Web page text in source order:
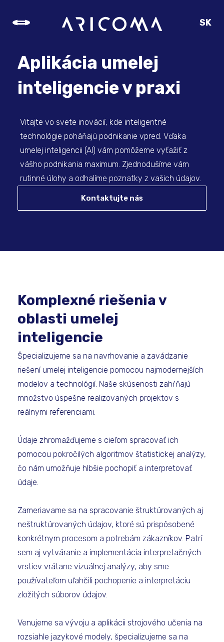
SK
Aplikácia umelej
inteligencie v praxi
Vitajte vo svete inovácií, kde inteligentné
technológie poháňajú podnikanie vpred. Vďaka
umelej inteligencii (AI) vám pomôžeme vyťažiť z
vášho podnikania maximum. Zjednodušíme vám
rutinné úlohy a odhalíme poznatky z vašich údajov.
Kontaktujte nás
Komplexné riešenia v
oblasti umelej
inteligencie
Špecializujeme sa na navrhovanie a zavádzanie
riešení umelej inteligencie pomocou najmodernejších
modelov a technológií. Naše skúsenosti zahŕňajú
množstvo úspešne realizovaných projektov s
reálnymi referenciami.
Údaje zhromažďujeme s cieľom spracovať ich
pomocou pokročilých algoritmov štatistickej analýzy,
čo nám umožňuje hlbšie pochopiť a interpretovať
údaje.
Zameriavame sa na spracovanie štruktúrovaných aj
neštruktúrovaných údajov, ktoré sú prispôsobené
konkrétnym procesom a potrebám zákazníkov. Patrí
sem aj vytváranie a implementácia interpretačných
vrstiev vrátane vizuálnej analýzy, aby sme
používateľom uľahčili pochopenie a interpretáciu
zložitých súborov údajov.
Venujeme sa vývoju a aplikácii strojového učenia na
rozsiahle jazykové modely, špecializujeme sa na